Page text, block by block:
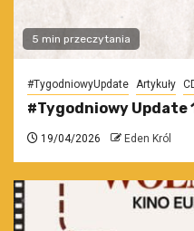
5 min przeczytania
#TygodniowyUpdate Artykuły
#Tygodniowy Update
19/04/2026 Eden Król